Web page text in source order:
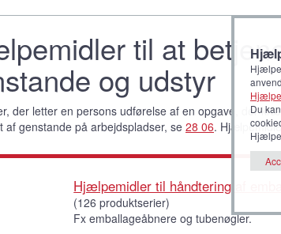
til at
og udstyr
der letter en persons udførelse af en opgave, der
af genstande på arbejdspladser, se 28 06.
Hjælpemidler til håndtering af
(126 produktserier)
Fx emballageåbnere og tubenøgler.
Du